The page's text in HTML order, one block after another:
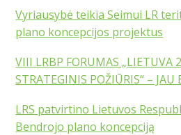
Vyriausybė teikia Seimui LR
plano koncepcijos projektus
VIII LRBP FORUMAS „LIETUVA
STRATEGINIS POŽIŪRIS“ –
LRS patvirtino Lietuvos
Bendrojo plano koncepciją